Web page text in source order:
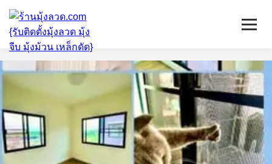
หน้าแรก
มุ้งลวดจีบ
เหล็กดัด
ติดตั้งกระจก
บริการ/พื้นที่ติดตั้ง
บทความ